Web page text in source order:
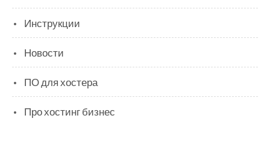
Инструкции
Новости
ПО для хостера
Про хостинг бизнес